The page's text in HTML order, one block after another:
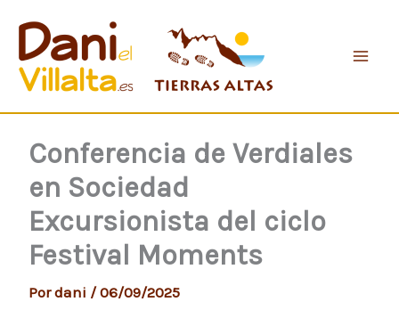
contenido
Conferencia de Verdiales
en Sociedad
Excursionista del ciclo
Festival Moments
Pordani /06/09/2025
de
Verdiales
en
Sociedad
del
ciclo
Festival
Moments